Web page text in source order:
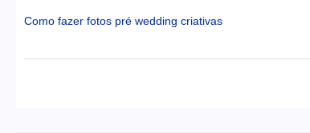
Como fazer fotos pré wedding criativas